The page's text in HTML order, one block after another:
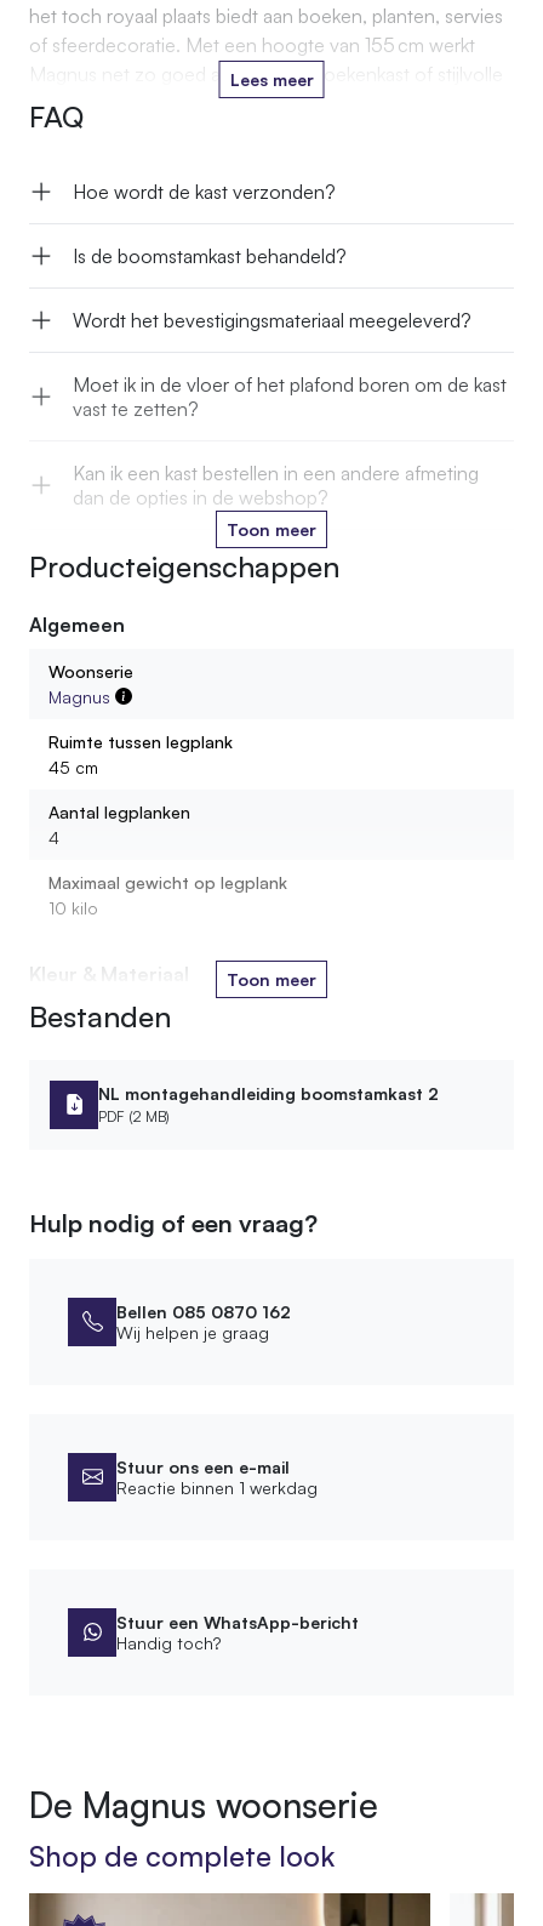
het toch royaal plaats biedt aan boeken, planten, servies
of sfeerdecoratie. Met een hoogte van 155 cm werkt
Magnus net zo goed als dressoir, boekenkast of stijlvolle
roomdivider.
moderne woonruimte of landelijke setting.
Lees meer
FAQ
Hoe wordt de kast verzonden?
Is de boomstamkast behandeld?
Wordt het bevestigingsmateriaal meegeleverd?
Moet ik in de vloer of het plafond boren om de kast
vast te zetten?
Kan ik een kast bestellen in een andere afmeting
dan de opties in de webshop?
Kan ik de stam in een kleur laten oliën die past bij
mijn interieur?
Hoeveel gewicht kan ik op één legplank zetten?
Uit wat voor materiaal bestaan de legplanken?
Toon meer
Producteigenschappen
Algemeen
Woonserie
Magnus
Ruimte tussen legplank
45 cm
Aantal legplanken
4
Maximaal gewicht op legplank
10 kilo
Kleur & Materiaal
Houtsoort stam
Kleur oliebehandeling
6. Zwart
Materiaal
Soort legplank
Loofhout
155 cm
Vrijstaand
Bevestigingsmateriaal meegeleverd
Bewerking
Geschuurd
Behandeling
Toon meer
Bestanden
NL montagehandleiding boomstamkast 2
PDF (2 MB)
Hulp nodig of een vraag?
Bellen 085 0870 162
Wij helpen je graag
Stuur ons een e-mail
Reactie binnen 1 werkdag
Stuur een WhatsApp-bericht
Handig toch?
De Magnus woonserie
Shop de complete look